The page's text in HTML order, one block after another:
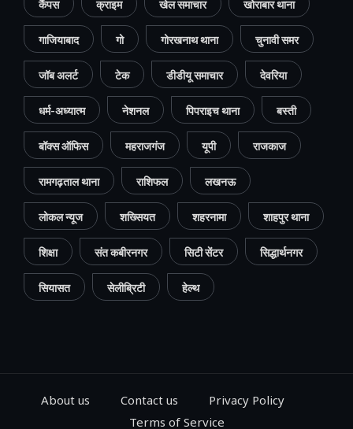
कैंपस क्राइम खेल समाचार खोराबार थाना
गाजियाबाद गो गोरखनाथ थाना चुनावी समर
जॉब अलर्ट टेक डीडीयू समाचार देवरिया
धर्म-अध्यात्म नेशनल पिपराइच थाना बस्ती
बॉक्स ऑफिस महराजगंज यूपी राजकाज
रामगढ़ताल थाना राशिफल लखनऊ
लोकल न्यूज शख्सियत शहरनामा शाहपुर थाना
शिक्षा संत कबीरनगर सिटी सेंटर सिद्धार्थनगर
सियासत सेलीब्रिटी हेल्थ
About us Contact us
Privacy Policy
Terms of Service